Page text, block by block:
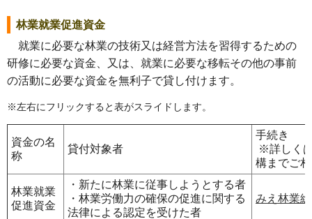
林業就業促進資金
就業に必要な林業の技術又は経営方法を習得するための
研修に必要な資金、又は、就業に必要な移転その他の事前
の活動に必要な資金を無利子で貸し付けます。
※左右にフリックすると表がスライドします。
資金の名
称
貸付対象者
手続き
※詳しく
構までご
林業就業
促進資金
・新たに林業に従事しようとする者
・林業労働力の確保の促進に関する
法律による認定を受けた者
みえ林業